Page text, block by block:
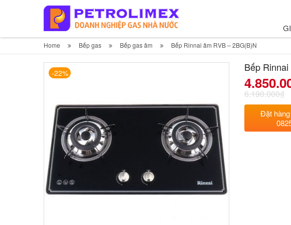
Home Bếp gas Bếp gas âm Bếp Rinnai âm RVB – 2BG(B)N
-22% Bếp
6.190.000₫
Đặt